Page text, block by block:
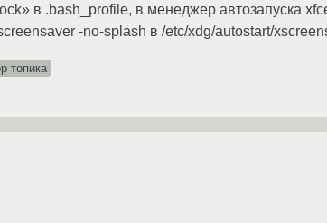
в .bash_profile, в менеджер автозапуска
-no-splash в /etc/xdg/autostart/
топика